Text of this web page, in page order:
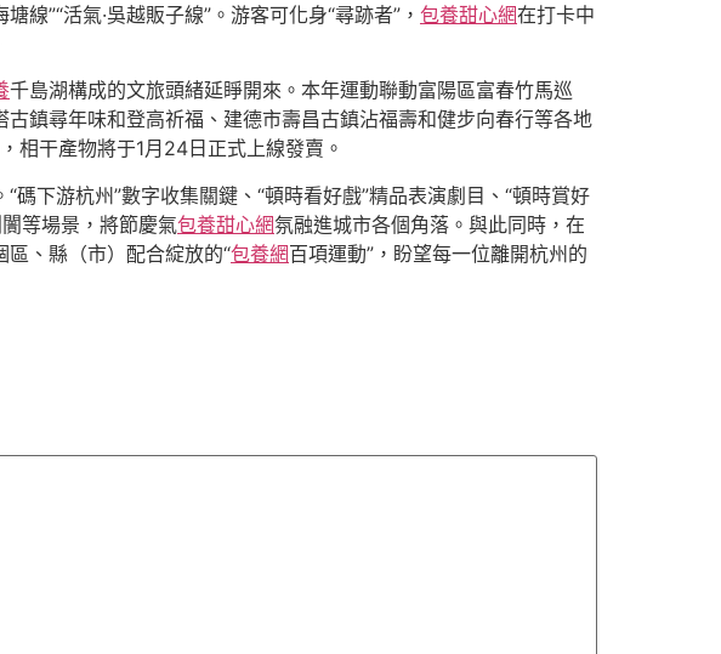
”“活氣·吳越販子線”。游客可化身“尋跡者”， 包養甜心網在打卡中
千島湖構成的文旅頭緒延睜開來。本年運動聯動富陽區富春竹馬巡
古鎮尋年味和登高祈福、建德市壽昌古鎮沾福壽和健步向春行等各地
相干產物將于1月24日正式上線發賣。
下游杭州”數字收集關鍵、“頓時看好戲”精品表演劇目、“頓時賞好
等場景，將節慶氣包養甜心網氛融進城市各個角落。與此同時，在
、縣（市）配合綻放的“包養網百項運動”，盼望每一位離開杭州的